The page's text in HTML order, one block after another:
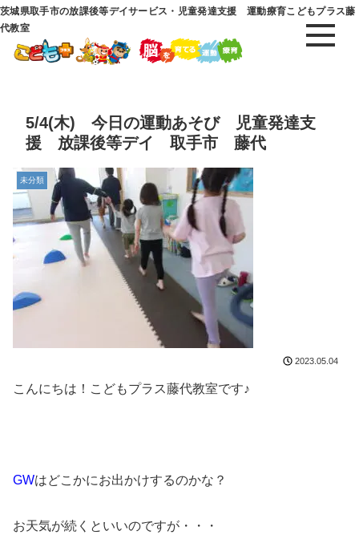
茨城県取手市の放課後等デイサービス・児童発達支援 運動療育こどもプラス藤
代教室
5/4(木) 今日の運動あそび 児童発達支
援 放課後等デイ 取手市 藤代
未分類
2023.05.04
こんにちは！こどもプラス藤代教室です♪
GWはどこかにお出かけするのかな？
お天気が続くといいのですが・・・